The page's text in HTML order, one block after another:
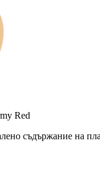
Red
съдържание на